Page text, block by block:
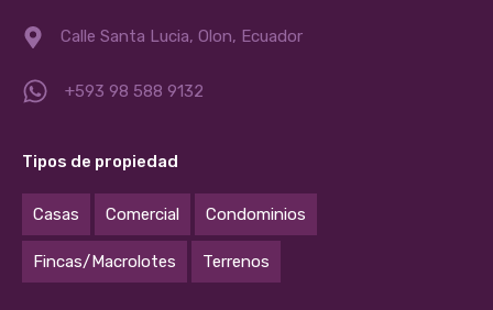
Calle Santa Lucia, Olon, Ecuador
+593 98 588 9132
Tipos de propiedad
Casas Comercial Condominios
Fincas/Macrolotes Terrenos